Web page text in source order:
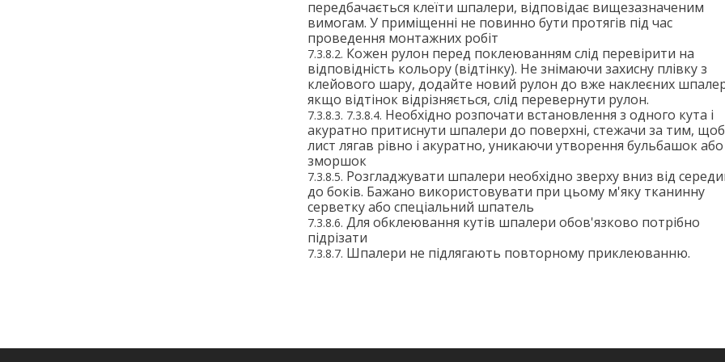
передбачається клеїти шпалери, відповідає вищезазначеним
вимогам. У приміщенні не повинно бути протягів під час
проведення монтажних робіт
Кожен рулон перед поклеюванням слід перевірити на
відповідність кольору (відтінку). Не знімаючи захисну плівку з
клейового шару, додайте новий рулон до вже наклеєних
якщо відтінок відрізняється, слід перевернути рулон.
Необхідно розпочати встановлення з одного кута і
акуратно притиснути шпалери до поверхні, стежачи за тим, щоб
лист лягав рівно і акуратно, уникаючи утворення бульбашок або
зморшок
Розгладжувати шпалери необхідно зверху вниз від
до боків. Бажано використовувати при цьому м'яку тканинну
серветку або спеціальний шпатель
Для обклеювання кутів шпалери обов'язково потрібно
підрізати
Шпалери не підлягають повторному приклеюванню.